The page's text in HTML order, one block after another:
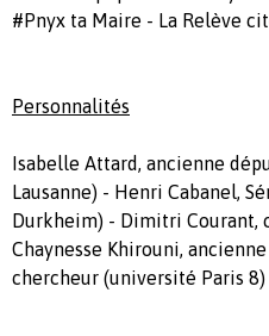
#Pnyx ta Maire - La Relève
Personnalités
Isabelle Attard, ancienne
Lausanne) - Henri Cabanel,
Durkheim) - Dimitri Courant,
Chaynesse Khirouni,
chercheur (université Paris 8)